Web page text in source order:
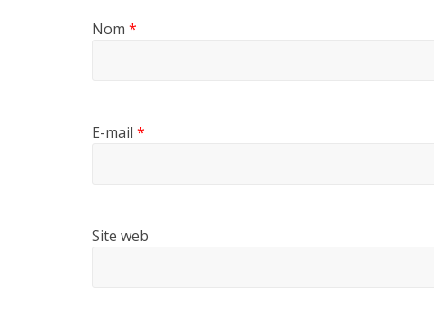
Nom *
E-mail *
Site web